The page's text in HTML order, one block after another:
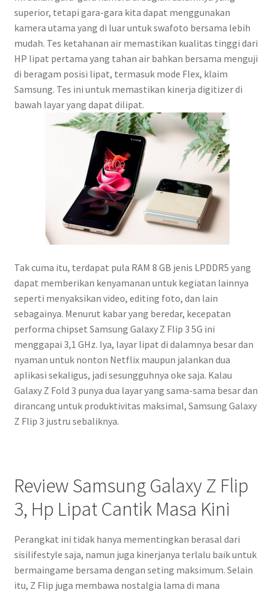
superior, tetapi gara-gara kita dapat menggunakan
kamera utama yang di luar untuk swafoto bersama lebih
mudah. Tes ketahanan air memastikan kualitas tinggi dari
HP lipat pertama yang tahan air bahkan bersama menguji
di beragam posisi lipat, termasuk mode Flex, klaim
Samsung. Tes ini untuk memastikan kinerja digitizer di
bawah layar yang dapat dilipat.
Tak cuma itu, terdapat pula RAM 8 GB jenis LPDDR5 yang
dapat memberikan kenyamanan untuk kegiatan lainnya
seperti menyaksikan video, editing foto, dan lain
sebagainya. Menurut kabar yang beredar, kecepatan
performa chipset Samsung Galaxy Z Flip 3 5G ini
menggapai 3,1 GHz. Iya, layar lipat di dalamnya besar dan
nyaman untuk nonton Netflix maupun jalankan dua
aplikasi sekaligus, jadi sesungguhnya oke saja. Kalau
Galaxy Z Fold 3 punya dua layar yang sama-sama besar dan
dirancang untuk produktivitas maksimal, Samsung Galaxy
Z Flip 3 justru sebaliknya.
Review Samsung Galaxy Z Flip
3, Hp Lipat Cantik Masa Kini
Perangkat ini tidak hanya mementingkan berasal dari
sisilifestyle saja, namun juga kinerjanya terlalu baik untuk
bermaingame bersama dengan seting maksimum. Selain
itu, Z Flip juga membawa nostalgia lama di mana